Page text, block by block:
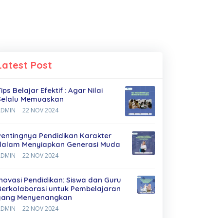
Post
Belajar Efektif : Agar Nilai
Memuaskan
22 NOV 2024
Pendidikan Karakter
Menyiapkan Generasi Muda
22 NOV 2024
Pendidikan: Siswa dan Guru
untuk Pembelajaran
Menyenangkan
22 NOV 2024